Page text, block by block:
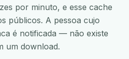
por minuto, e esse cache
públicos. A pessoa cujo
é notificada — não existe
um download.